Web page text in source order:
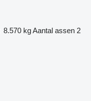
8.570 kgAantal assen 2